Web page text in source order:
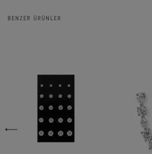
BENZER ÜRÜNLER